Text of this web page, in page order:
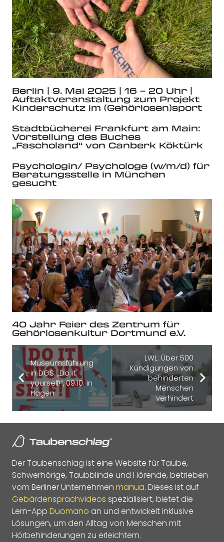
Berlin | 9. Mai 2025 | 16 – 20 Uhr |
Auftaktveranstaltung zum Projekt
Kinderschutz im (Gehörlosen)sport
Stadtbücherei Frankfurt am Main:
Vorstellung des Buches
„Fascholand“ von Canberk Köktürk
Psychologin/ Psychologe (w/m/d) für
Beratungsstelle in München
gesucht
40 Jahr Feier des Zentrum für
Gehörlosenkultur Dortmund e.V.
Museumsführung
in DGS: „Do it
yourself!“, 09.10. in
Hagen
LWL: Über 500
Kündigungen von
behinderten
Menschen
verhindert
Der Taubenschlag ist eine Website für Taube,
Schwerhörige, Taubblinde und Hörende, betrieben
vom Berliner Unternehmen manua. Dieses ist auf
Gebärdensprachvideos spezialisiert, bietet die
Lern-App Duomano an und entwickelt inklusive
Lösungen, um den Alltag von Menschen mit
Hörbehinderungen zu erleichtern.